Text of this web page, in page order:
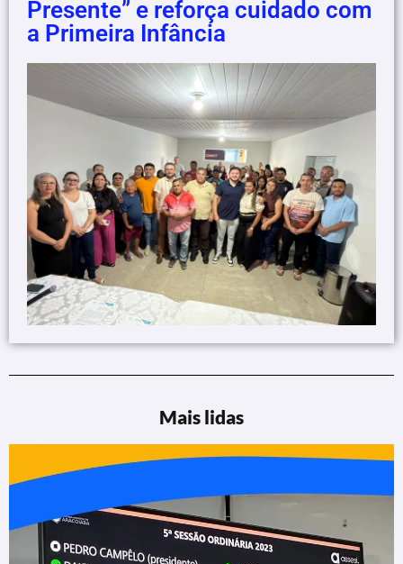
Presente” e reforça cuidado com
a Primeira Infância
Mais lidas